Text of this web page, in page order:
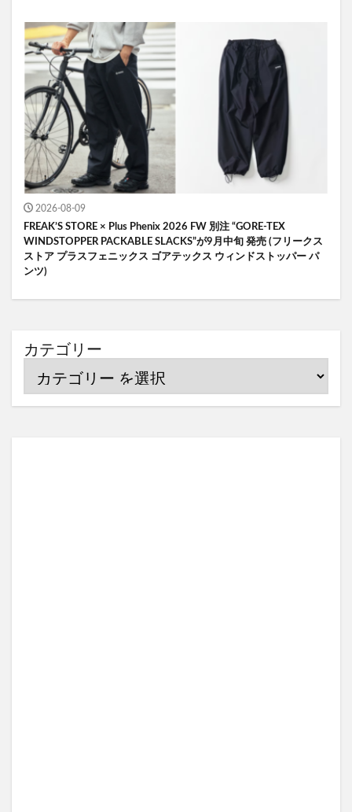
2026-08-09
FREAK’S STORE × Plus Phenix 2026 FW 別注 “GORE-TEX
WINDSTOPPER PACKABLE SLACKS”が9月中旬 発売 (フリークス
ストア プラスフェニックス ゴアテックス ウィンドストッパー パ
ンツ)
カテゴリー